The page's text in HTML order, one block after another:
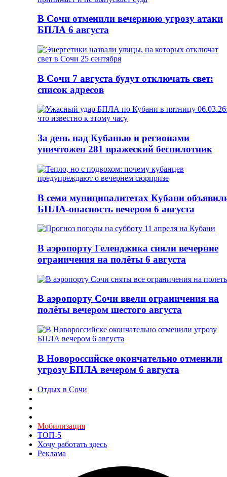
В Сочи отменили вечернюю угрозу атаки
БПЛА 6 августа
В Сочи 7 августа будут отключать свет:
список адресов
За день над Кубанью и регионами
уничтожен 281 вражеский беспилотник
В семи муниципалитетах Кубани
БПЛА-опасность вечером 6 августа
В аэропорту Геленджика сняли вечерние
ограничения на полёты 6 августа
В аэропорту Сочи ввели ограничения на
полёты вечером шестого августа
В Новороссийске окончательно отменили
угрозу БПЛА вечером 6 августа
Отдых в Сочи
Мобилизация
ТОП-5
Хочу работать здесь
Реклама